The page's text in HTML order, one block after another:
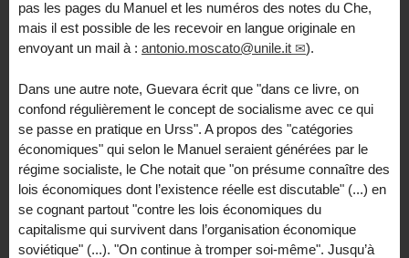
pas les pages du Manuel et les numéros des notes du Che,
mais il est possible de les recevoir en langue originale en
envoyant un mail à : antonio.moscato@unile.it ).
Dans une autre note, Guevara écrit que "dans ce livre, on
confond régulièrement le concept de socialisme avec ce qui
se passe en pratique en Urss". A propos des "catégories
économiques" qui selon le Manuel seraient générées par le
régime socialiste, le Che notait que "on présume connaître des
lois économiques dont l’existence réelle est discutable" (...) en
se cognant partout "contre les lois économiques du
capitalisme qui survivent dans l’organisation économique
soviétique" (...). "On continue à tromper soi-même". Jusqu’à